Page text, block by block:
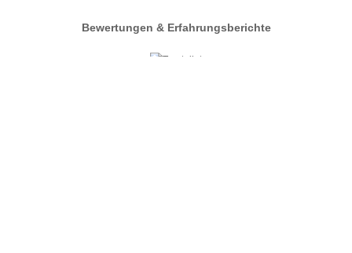
Bewertungen & Erfahrungsberichte